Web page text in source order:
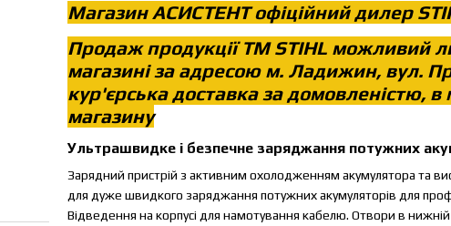
Магазин АСИСТЕНТ офіційний дилер
Продаж продукції ТМ STIHL можливий
магазині за адресою м. Ладижин, вул.
кур'єрська доставка за домовленістю,
магазину
Ультрашвидке і безпечне заряджання потужних
Зарядний пристрій з активним охолодженням акумулятора та
для дуже швидкого заряджання потужних акумуляторів для
Відведення на корпусі для намотування кабелю. Отвори в нижній